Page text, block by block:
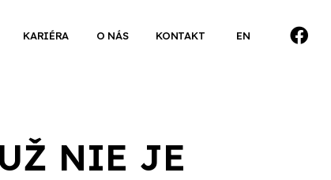
EN
KARIÉRA O NÁS KONTAKT
NIE JE